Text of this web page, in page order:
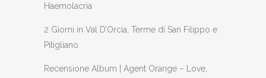
Haemolacria
2 Giorni in Val D’Orcia, Terme di San Filippo e
Pitigliano
Recensione Album | Agent Orange – Love,